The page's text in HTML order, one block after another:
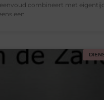
combineert met
een